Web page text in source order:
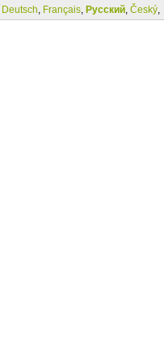
Deutsch, Français, Русский, Český,